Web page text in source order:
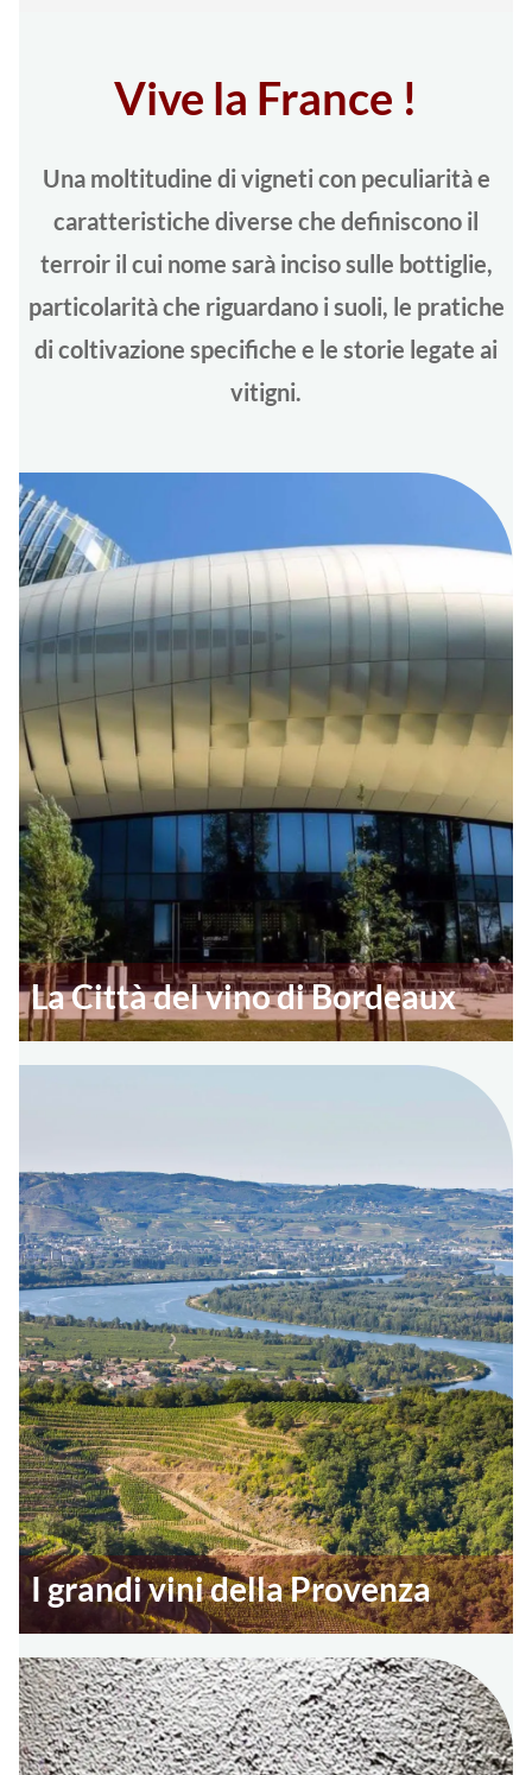
Vive la France !
Una moltitudine di vigneti con peculiarità e
caratteristiche diverse che definiscono il
terroir il cui nome sarà inciso sulle bottiglie,
particolarità che riguardano i suoli, le pratiche
di coltivazione specifiche e le storie legate ai
vitigni.
La Città del vino di Bordeaux
I grandi vini della Provenza